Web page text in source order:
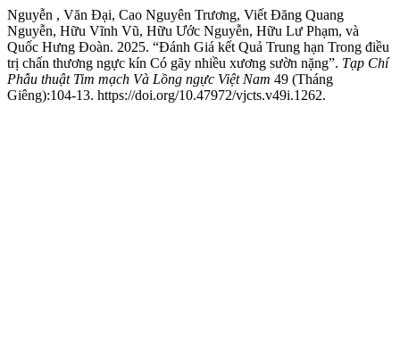
Nguyễn , Văn Đại, Cao Nguyên Trương, Viết Đăng Quang
Nguyễn, Hữu Vĩnh Vũ, Hữu Ước Nguyễn, Hữu Lư Phạm, và
Quốc Hưng Đoàn. 2025. “Đánh Giá kết Quả Trung hạn Trong điều
trị chấn thương ngực kín Có gãy nhiều xương sườn nặng”. Tạp Chí
Phẫu thuật Tim mạch Và Lồng ngực Việt Nam 49 (Tháng
Giêng):104-13. https://doi.org/10.47972/vjcts.v49i.1262.